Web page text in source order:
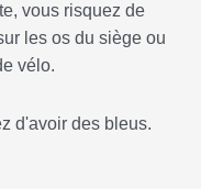
vous risquez de
les os du siège ou
vélo.
d'avoir des bleus.